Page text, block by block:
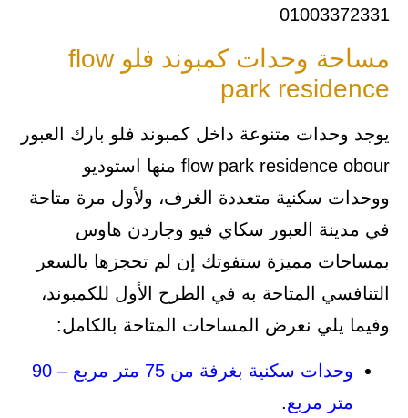
01003372331
مساحة وحدات كمبوند فلو flow
park residence
يوجد وحدات متنوعة داخل كمبوند فلو بارك العبور
flow park residence obour منها استوديو
ووحدات سكنية متعددة الغرف، ولأول مرة متاحة
في مدينة العبور سكاي فيو وجاردن هاوس
بمساحات مميزة ستفوتك إن لم تحجزها بالسعر
التنافسي المتاحة به في الطرح الأول للكمبوند،
وفيما يلي نعرض المساحات المتاحة بالكامل:
وحدات سكنية بغرفة من 75 متر مربع – 90
متر مربع.